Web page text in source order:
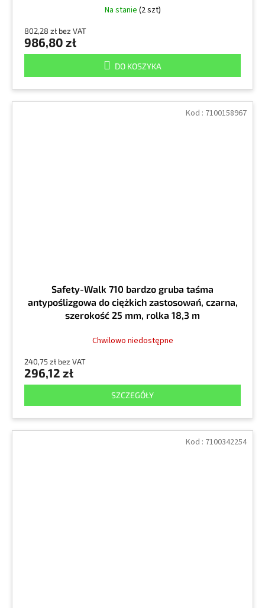
Na stanie (2 szt)
802,28 zł bez VAT
986,80 zł
DO KOSZYKA
Safety-Walk 710 bardzo gruba taśma
antypoślizgowa do ciężkich zastosowań, czarna,
szerokość 25 mm, rolka 18,3 m
Chwilowo niedostępne
240,75 zł bez VAT
296,12 zł
SZCZEGÓŁY
Kod : 7100158967
Kod : 7100342254